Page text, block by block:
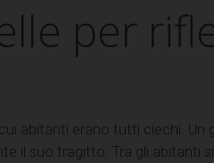
per
abitanti erano tutti ciechi.
il suo tragitto. Tra gli abitanti